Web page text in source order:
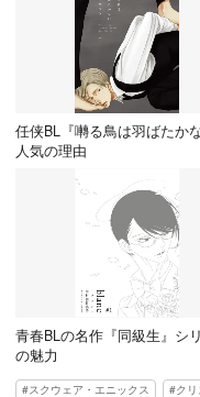
任侠BL『囀る鳥は羽ばたかな
人気の理由
青春BLの名作『同級生』シ
の魅力
スクウェア・エニックス ク